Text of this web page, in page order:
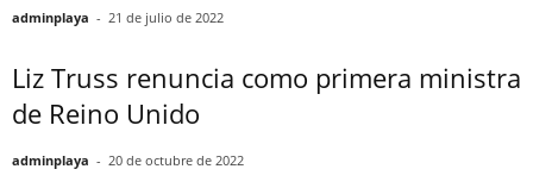
adminplaya - 21 de julio de 2022
Liz Truss renuncia como primera ministra
de Reino Unido
adminplaya - 20 de octubre de 2022